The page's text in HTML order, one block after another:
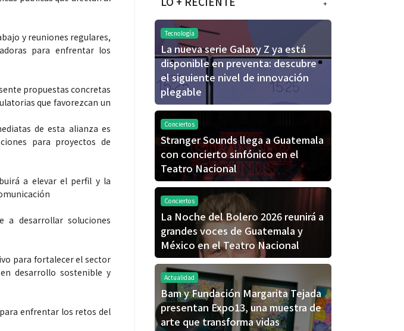
y reuniones regulares,
para enfrentar los
propuestas concretas
que favorezcan un
de esta alianza es
para proyectos de
a elevar el perfil y la
a desarrollar soluciones
para fortalecer el sector
desarrollo sostenible y
enfrentar los retos del
+
Tecnología
La nueva serie Galaxy Z ya está
disponible en preventa: descubre
el siguiente nivel de innovación
plegable
Conciertos
Stranger Sounds llega a Guatemala
con concierto sinfónico en el
Teatro Nacional
Conciertos
La Noche del Bolero 2026 reunirá a
grandes voces de Guatemala y
México en el Teatro Nacional
Actualidad
Bam y Fundación Margarita Tejada
presentan Expo13, una muestra de
arte que transforma vidas